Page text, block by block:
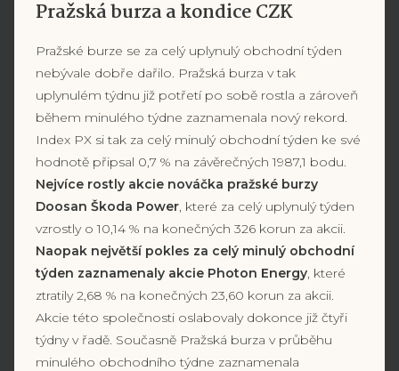
Pražská burza a kondice CZK
Pražské burze se za celý uplynulý obchodní týden
nebývale dobře dařilo. Pražská burza v tak
uplynulém týdnu již potřetí po sobě rostla a zároveň
během minulého týdne zaznamenala nový rekord.
Index PX si tak za celý minulý obchodní týden ke své
hodnotě připsal 0,7 % na závěrečných 1987,1 bodu.
Nejvíce rostly akcie nováčka pražské burzy
Doosan Škoda Power, které za celý uplynulý týden
vzrostly o 10,14 % na konečných 326 korun za akcii.
Naopak největší pokles za celý minulý obchodní
týden zaznamenaly akcie Photon Energy, které
ztratily 2,68 % na konečných 23,60 korun za akcii.
Akcie této společnosti oslabovaly dokonce již čtyři
týdny v řadě. Současně Pražská burza v průběhu
minulého obchodního týdne zaznamenala